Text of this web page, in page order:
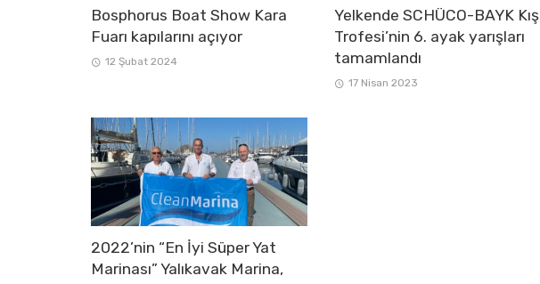
Bosphorus Boat Show Kara
Fuarı kapılarını açıyor
12 Şubat 2024
Yelkende SCHÜCO-BAYK Kış
Trofesi’nin 6. ayak yarışları
tamamlandı
17 Nisan 2023
2022’nin “En İyi Süper Yat
Marinası” Yalıkavak Marina,